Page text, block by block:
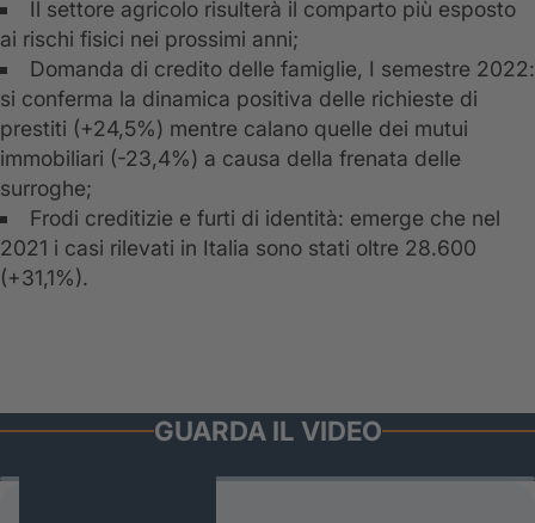
Il settore agricolo risulterà il comparto più esposto
ai rischi fisici nei prossimi anni;
Domanda di credito delle famiglie, I semestre 2022:
si conferma la dinamica positiva delle richieste di
prestiti (+24,5%) mentre calano quelle dei mutui
immobiliari (-23,4%) a causa della frenata delle
surroghe;
Frodi creditizie e furti di identità: emerge che nel
2021 i casi rilevati in Italia sono stati oltre 28.600
(+31,1%).
GUARDA IL VIDEO